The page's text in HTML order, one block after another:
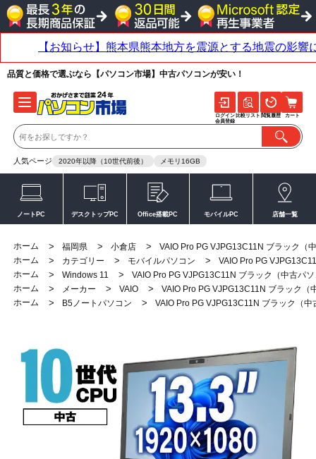
品質と価格で選ぶなら【パソコン市場】中古パソコンが安い！
人気ページ 2020年以降（10世代前後） メモリ16GB
ログイン
会員登録
比較リスト 閲覧履歴 カート
ノートPC デスクトップPC Office搭載PC モバイルPC 店舗一覧
ホーム > 福岡県 > 小倉店 >
VAIO Pro PG VJPG13C11N ブラック（
ホーム
> カテゴリー > モバイルパソコン >
VAIO Pro PG
ホーム
> Windows 11 >
VAIO Pro PG VJPG13C11N ブラック（中古パ
ホーム
> メーカー > VAIO >
VAIO Pro PG VJPG13C11N ブラック（
ホーム
> B5ノートパソコン > VAIO Pro PG VJPG13C11N ブラック（中